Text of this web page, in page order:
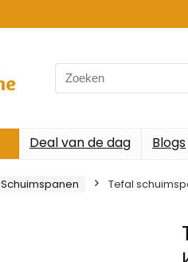
Search
for:
Deal van de dag Blogs
Schuimspanen Tefal